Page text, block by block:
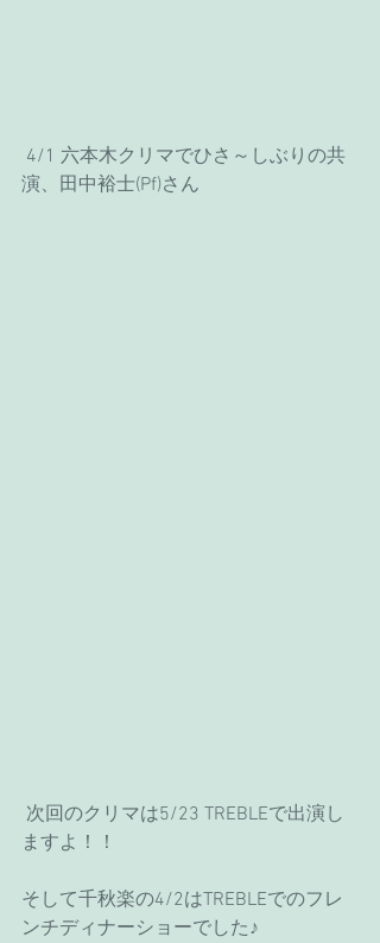
演、田中裕士(Pf)さん
ますよ！！
そして千秋楽の4/2はTREBLEでのフレ
ンチディナーショーでした♪